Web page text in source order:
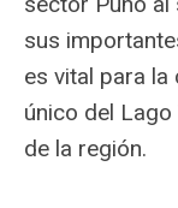
sus
es vital para
único del
de la región.